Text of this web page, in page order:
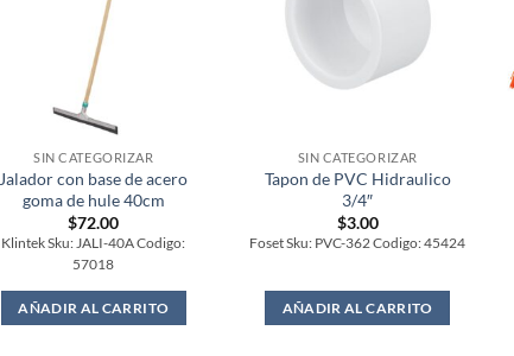
SIN CATEGORIZAR
Jalador con base de acero
goma de hule 40cm
$72.00
Klintek Sku: JALI-40A Codigo:
57018
AÑADIR AL CARRITO
SIN CATEGORIZAR
Tapon de PVC Hidraulico
3/4″
$3.00
Foset Sku: PVC-362 Codigo: 45424
AÑADIR AL CARRITO